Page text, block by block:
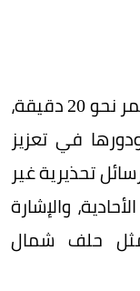
وسيركز الخطاب، الذي يُتوقع أن يستمر نحو 20 دقيقة،
في تعزيز
تحذيرية غير
والإشارة
مثل حلف شمال